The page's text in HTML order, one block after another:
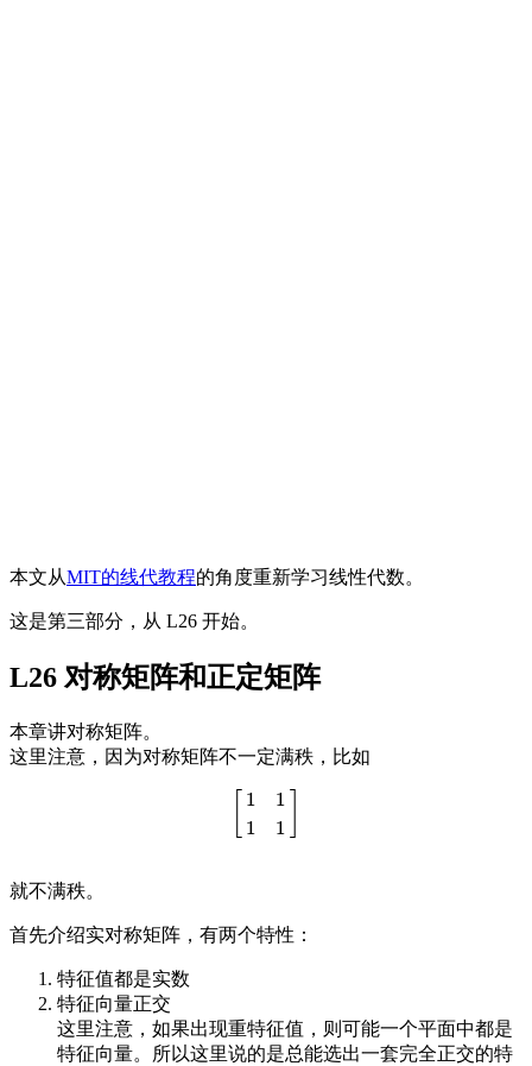
本文从MIT的线代教程的角度重新学习线性代数。
这是第三部分，从 L26 开始。
L26 对称矩阵和正定矩阵
本章讲对称矩阵。
这里注意，因为对称矩阵不一定满秩，比如
1
1
1
1
就不满秩。
首先介绍实对称矩阵，有两个特性：
特征值都是实数
特征向量正交
这里注意，如果出现重特征值，则可能一个平面中都是
特征向量。所以这里说的是总能选出一套完全正交的特